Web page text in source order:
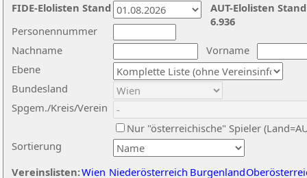
Nachname
Vorname
Ebene
Sortierung
Personennummer
Bundesland
Spgem./Kreis/Verein
Nur "österreichische" Spieler
Vereinslisten:Wien Niederösterreich Burgenland
AUT-Elolisten
6.936
FIDE-Elolisten Stand